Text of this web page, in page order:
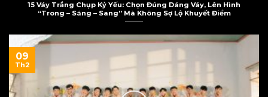
15 Váy Trắng Chụp Kỷ Yếu: Chọn Đúng Dáng Váy, Lên Hình
“Trong – Sáng – Sang” Mà Không Sợ Lộ Khuyết Điểm
09
Th2